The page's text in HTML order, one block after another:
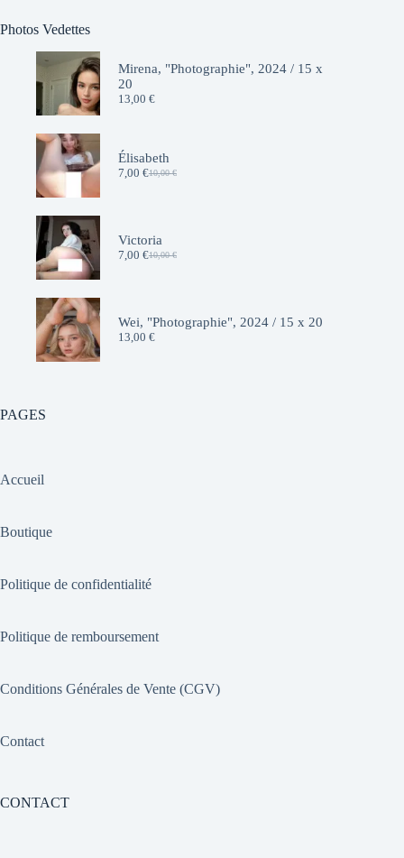
Photos Vedettes
Mirena, "Photographie", 2024 / 15 x
20
13,00 €
Élisabeth
10,00€
Le
10,00 €.
7,00 €Le
7,00 €.
Victoria
10,00€
Le
10,00 €.
7,00 €Le
7,00 €.
Wei, "Photographie", 2024 / 15 x 20
13,00 €
PAGES
Accueil
Boutique
Politique de confidentialité
Politique de remboursement
Conditions Générales de Vente (CGV)
Contact
CONTACT